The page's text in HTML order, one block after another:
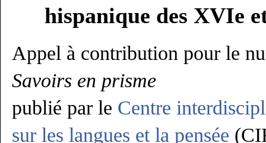
hispanique des XVIe
Appel à contribution pour le
Savoirs en prisme
publié par le Centre
sur les langues et la pensée